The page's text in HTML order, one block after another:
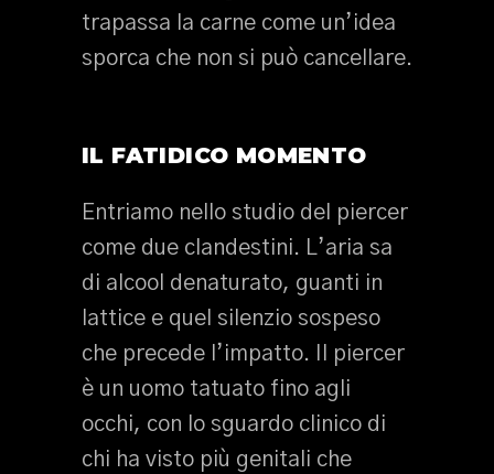
trapassa la carne come un’idea
sporca che non si può cancellare.
IL FATIDICO MOMENTO
Entriamo nello studio del piercer
come due clandestini. L’aria sa
di alcool denaturato, guanti in
lattice e quel silenzio sospeso
che precede l’impatto. Il piercer
è un uomo tatuato fino agli
occhi, con lo sguardo clinico di
chi ha visto più genitali che